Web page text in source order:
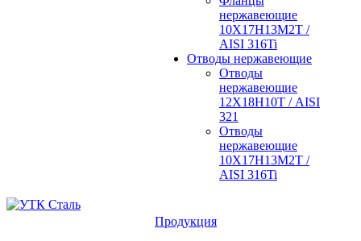
нержавеющие
10Х17Н13М2Т /
AISI 316Ti
Отводы нержавеющие
Отводы
нержавеющие
12Х18Н10Т / AISI
321
Отводы
нержавеющие
10Х17Н13М2Т /
AISI 316Ti
Продукция